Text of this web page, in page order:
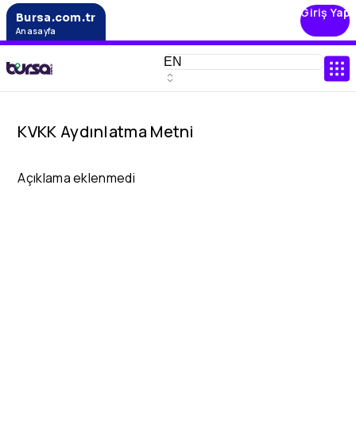
Bursa.com.tr
Anasayfa
Giriş Yap
KVKK Aydınlatma Metni
Açıklama eklenmedi